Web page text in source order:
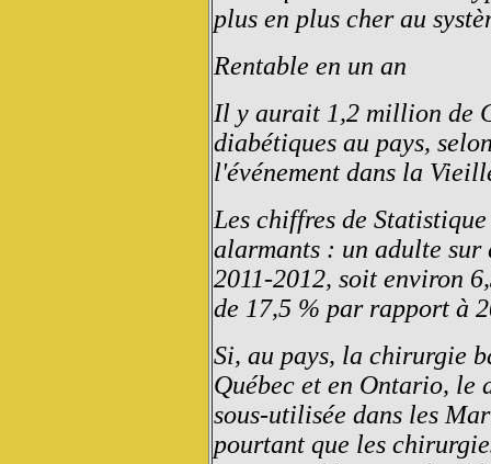
plus en plus cher au
Rentable en un an
Il y aurait 1,2 million de
diabétiques au pays,
l'événement dans la
Les chiffres de
alarmants : un adulte sur
2011-2012, soit environ
de 17,5 % par rapport à
Si, au pays, la chirurgie
Québec et en Ontario, le
sous-utilisée dans les
pourtant que les